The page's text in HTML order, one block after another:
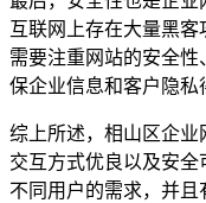
互联网上存在大量黑
需要注重网站的安全
保企业信息和客户隐私
综上所述，相山区企业
交互方式优良以及安
不同用户的需求，并且